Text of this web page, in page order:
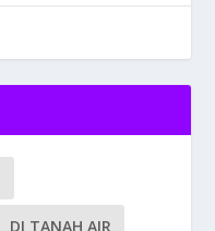
DI TANAH AIR